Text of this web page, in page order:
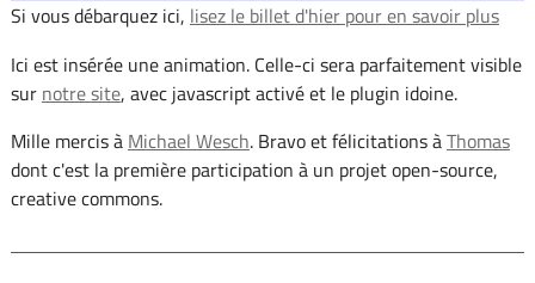
Si vous débarquez ici, lisez le billet d'hier pour en savoir plus
Ici est insérée une animation. Celle-ci sera parfaitement visible
sur notre site, avec javascript activé et le plugin idoine.
Mille mercis à Michael Wesch. Bravo et félicitations àThomas
dont c'est la première participation à un projet open-source,
creative commons.